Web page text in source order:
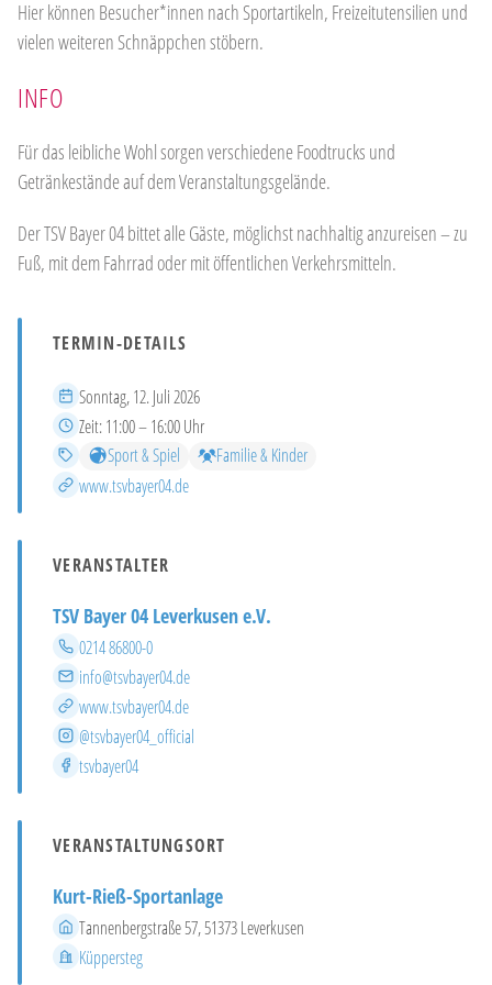
Hier können Besucher*innen nach Sportartikeln, Freizeitutensilien und
vielen weiteren Schnäppchen stöbern.
INFO
Für das leibliche Wohl sorgen verschiedene Foodtrucks und
Getränkestände auf dem Veranstaltungsgelände.
Der TSV Bayer 04 bittet alle Gäste, möglichst nachhaltig anzureisen – zu
Fuß, mit dem Fahrrad oder mit öffentlichen Verkehrsmitteln.
TERMIN-DETAILS
Datum
Sonntag, 12. Juli 2026
Zeit
Zeit:11:00 – 16:00 Uhr
Kategorien
Sport & Spiel Familie & Kinder
Mehr Infos
www.tsvbayer04.de
VERANSTALTER
TSV Bayer 04 Leverkusen e.V.
Telefon
0214 86800-0
E-Mail
info@tsvbayer04.de
Website
www.tsvbayer04.de
Instagram
@tsvbayer04_official
Facebook
tsvbayer04
VERANSTALTUNGSORT
Kurt-Rieß-Sportanlage
Adresse
Tannenbergstraße 57, 51373 Leverkusen
Stadtteil
Küppersteg